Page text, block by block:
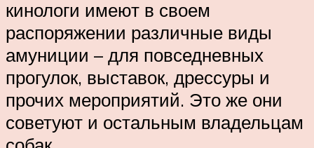
кинологи имеют в своем
распоряжении различные виды
амуниции – для повседневных
прогулок, выставок, дрессуры и
прочих мероприятий. Это же они
советуют и остальным владельцам